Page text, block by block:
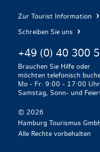
Zur Tourist Information
Schreiben Sie uns
+49 (0) 40 300
Brauchen Sie Hilfe oder
möchten telefonisch
Mo - Fr: 9:00 - 17:00 Uhr
Samstag, Sonn- und
© 2026
Hamburg Tourismus
Alle Rechte vorbehalten